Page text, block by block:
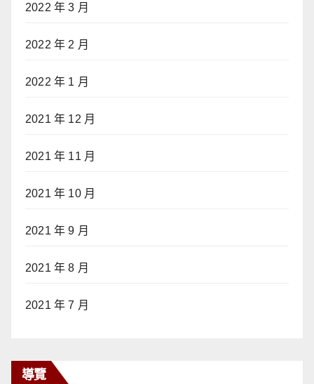
2022 年 3 月
2022 年 2 月
2022 年 1 月
2021 年 12 月
2021 年 11 月
2021 年 10 月
2021 年 9 月
2021 年 8 月
2021 年 7 月
導覽